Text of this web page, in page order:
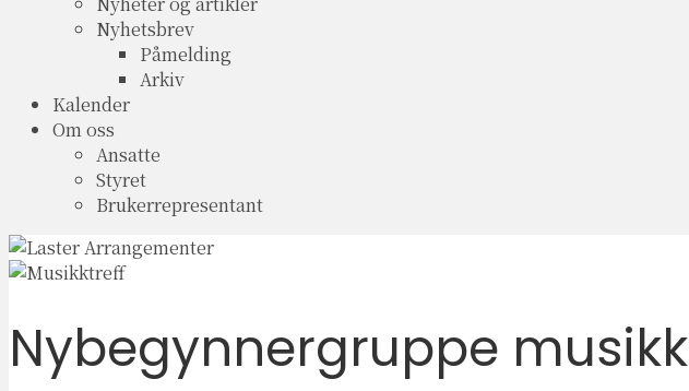
Nyhetsbrev
Påmelding
Arkiv
Kalender
Om oss
Ansatte
Styret
Brukerrepresentant
Nybegynnergruppe musikk